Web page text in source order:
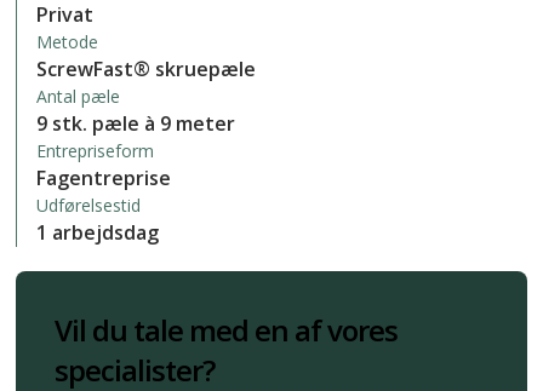
Privat
Metode
ScrewFast® skruepæle
Antal pæle
9 stk. pæle à 9 meter
Entrepriseform
Fagentreprise
Udførelsestid
1 arbejdsdag
Vil du tale med en af vores
specialister?